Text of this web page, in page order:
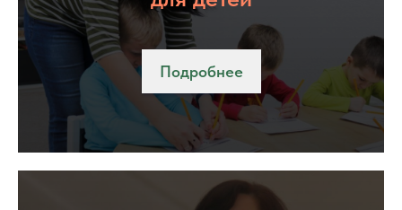
Подробнее